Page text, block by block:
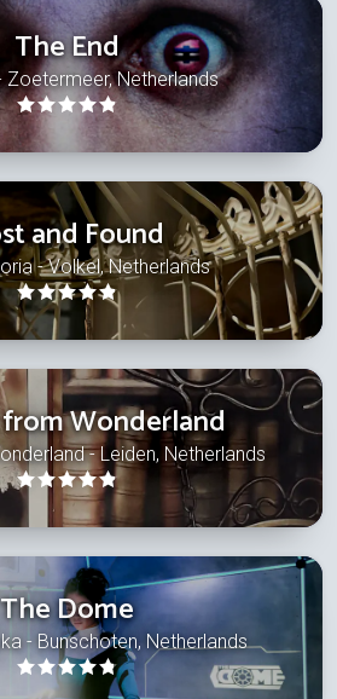
The End
Zoetermeer, Netherlands
and Found
- Volkel, Netherlands
Wonderland
- Leiden, Netherlands
The Dome
- Bunschoten, Netherlands